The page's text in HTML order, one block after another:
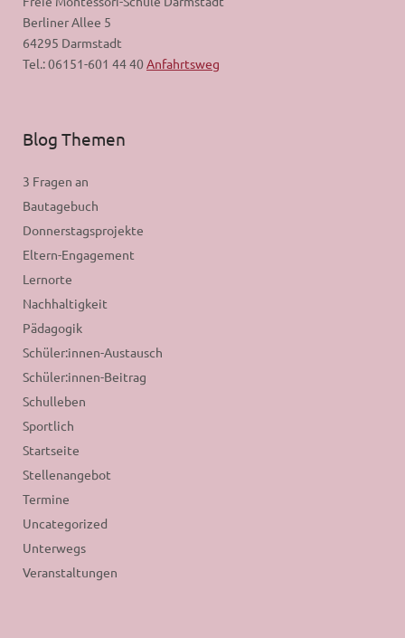
Berliner Allee 5
64295 Darmstadt
Tel.: 06151-601 44 40 Anfahrtsweg
Blog Themen
3 Fragen an
Bautagebuch
Donnerstagsprojekte
Eltern-Engagement
Lernorte
Nachhaltigkeit
Pädagogik
Schüler:innen-Austausch
Schüler:innen-Beitrag
Schulleben
Sportlich
Startseite
Stellenangebot
Termine
Uncategorized
Unterwegs
Veranstaltungen